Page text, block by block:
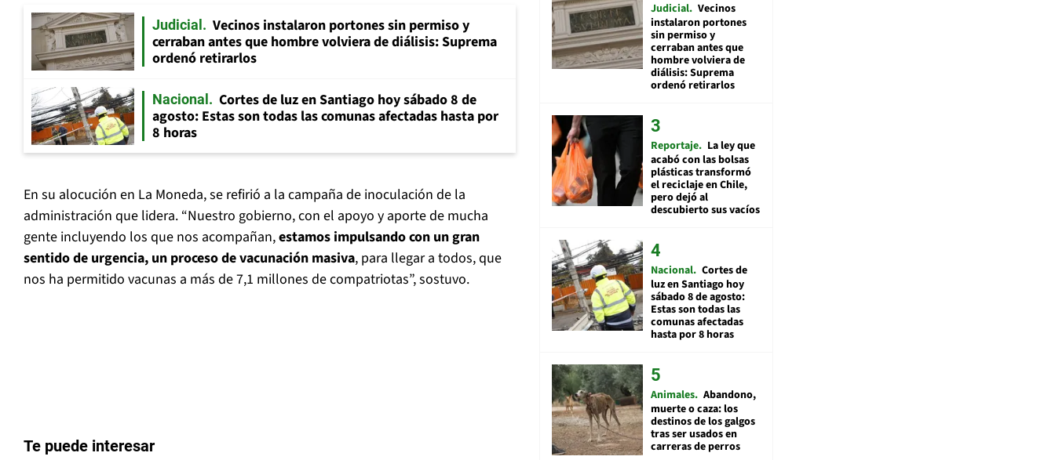
Judicial
Vecinos instalaron portones sin permiso y
cerraban antes que hombre volviera de diálisis: Suprema
ordenó retirarlos
Nacional
Cortes de luz en Santiago hoy sábado 8 de
agosto: Estas son todas las comunas afectadas hasta por
8 horas
En su alocución en La Moneda, se refirió a la campaña de inoculación de la
administración que lidera. “Nuestro gobierno, con el apoyo y aporte de mucha
gente incluyendo los que nos acompañan,estamos impulsando con un gran
sentido de urgencia, un proceso de vacunación masiva, para llegar a todos, que
nos ha permitido vacunas a más de 7,1 millones de compatriotas”, sostuvo.
Te puede interesar
Judicial Vecinos
instalaron portones
sin permiso y
cerraban antes que
hombre volviera de
diálisis: Suprema
ordenó retirarlos
Reportaje La ley que
acabó con las bolsas
plásticas transformó
el reciclaje en Chile,
pero dejó al
descubierto sus vacíos
Nacional Cortes de
luz en Santiago hoy
sábado 8 de agosto:
Estas son todas las
comunas afectadas
hasta por 8 horas
Animales Abandono,
muerte o caza: los
destinos de los galgos
tras ser usados en
carreras de perros